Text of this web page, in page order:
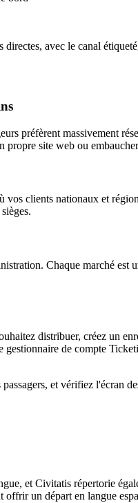
avec le canal
préfèrent massivement
site web ou
clients nationaux et
Chaque marché est
distribuer, créez un
de compte
et vérifiez l'écran
et Civitatis répertorie
un départ en langue